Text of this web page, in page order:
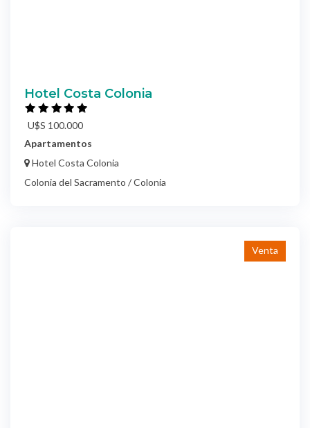
Hotel Costa Colonia
U$S 100.000
Apartamentos
Hotel Costa Colonia
Colonia del Sacramento / Colonia
Venta